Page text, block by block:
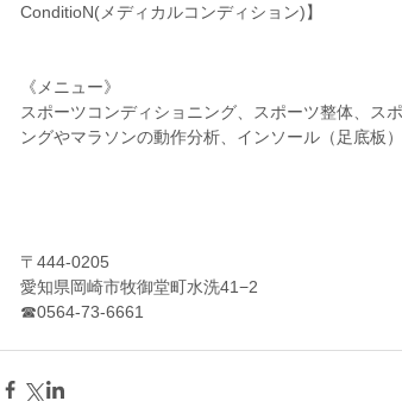
ConditioN(メディカルコンディション)】
《メニュー》
スポーツコンディショニング、スポーツ整体、ス
ングやマラソンの動作分析、インソール（足底板
〒444-0205
愛知県岡崎市牧御堂町水洗41−2
☎0564-73-6661